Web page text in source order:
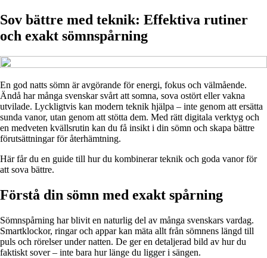
Sov bättre med teknik: Effektiva rutiner
och exakt sömnspårning
En god natts sömn är avgörande för energi, fokus och välmående.
Ändå har många svenskar svårt att somna, sova ostört eller vakna
utvilade. Lyckligtvis kan modern teknik hjälpa – inte genom att ersätta
sunda vanor, utan genom att stötta dem. Med rätt digitala verktyg och
en medveten kvällsrutin kan du få insikt i din sömn och skapa bättre
förutsättningar för återhämtning.
Här får du en guide till hur du kombinerar teknik och goda vanor för
att sova bättre.
Förstå din sömn med exakt spårning
Sömnspårning har blivit en naturlig del av många svenskars vardag.
Smartklockor, ringar och appar kan mäta allt från sömnens längd till
puls och rörelser under natten. De ger en detaljerad bild av hur du
faktiskt sover – inte bara hur länge du ligger i sängen.